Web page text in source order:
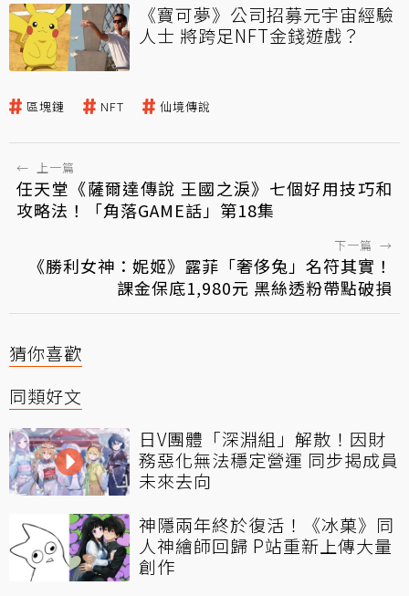
《寶可夢》公司招募元宇宙經驗
人士 將跨足NFT金錢遊戲？
區塊鏈 NFT 仙境傳說
← 上一篇
任天堂《薩爾達傳說 王國之淚》七個好用技巧和
攻略法！「角落GAME話」第18集
下一篇 →
《勝利女神：妮姬》露菲「奢侈兔」名符其實！
課金保底1,980元 黑絲透粉帶點破損
猜你喜歡
同類好文
日V團體「深淵組」解散！因財
務惡化無法穩定營運 同步揭成員
未來去向
神隱兩年終於復活！《冰菓》同
人神繪師回歸 P站重新上傳大量
創作